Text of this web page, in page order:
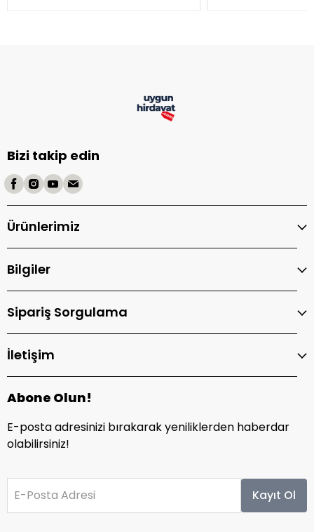
Bizi takip edin
Ürünlerimiz
Bilgiler
Sipariş Sorgulama
İletişim
Abone Olun!
E-posta adresinizi bırakarak yeniliklerden haberdar
olabilirsiniz!
E-Posta Adresi Kayıt Ol